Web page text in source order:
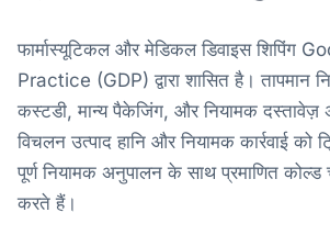
फार्मास्यूटिकल और मेडिकल डिवाइस शिपिंग
Practice (GDP) द्वारा शासित है।
कस्टडी, मान्य पैकेजिंग, और नियामक दस्तावेज़
विचलन उत्पाद हानि और नियामक कार्रवाई को
पूर्ण नियामक अनुपालन के साथ प्रमाणित कोल्ड
करते हैं।